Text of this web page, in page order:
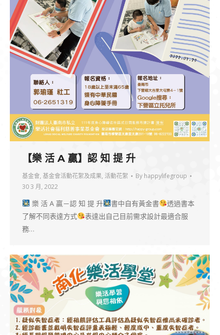
【樂 活 A 贏】認 知 提 升
基金會, 基金會活動花絮及成果, 活動花絮 By happylifegroup
30 3 月, 2022
樂 活 A 贏－認 知 提 升 書中自有黃金書
透過書本
了解不同表達方式
表達出自己目前需求設計最適合服
務…